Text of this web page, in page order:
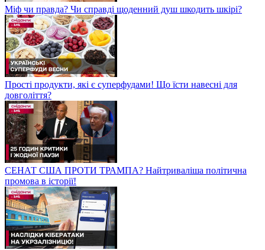
Міф чи правда? Чи справді щоденний душ шкодить шкірі?
Прості продукти, які є суперфудами! Що їсти навесні для
довголіття?
СЕНАТ США ПРОТИ ТРАМПА? Найтриваліша політична
промова в історії!